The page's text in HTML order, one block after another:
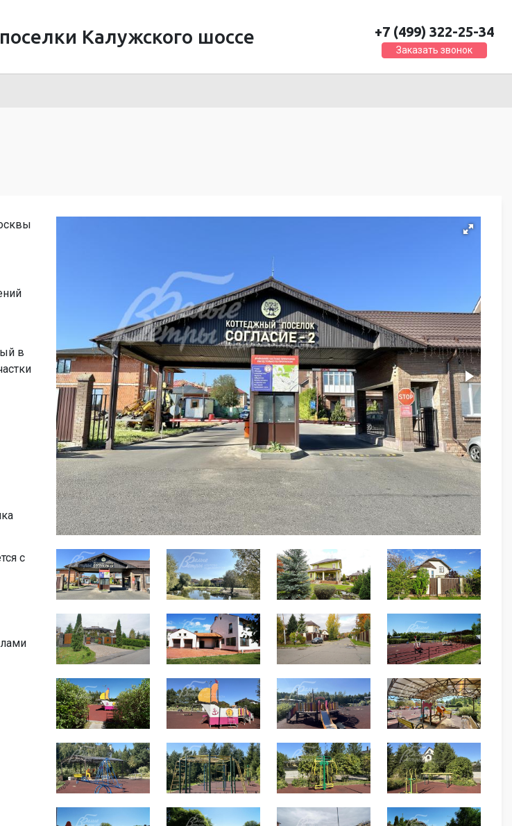
Калужского шоссе +7 (499) 322-25-34
Заказать звонок
в
с